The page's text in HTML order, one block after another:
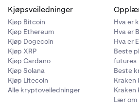
Kjøpsveiledninger
Kjøp Bitcoin
Kjøp Ethereum
Kjøp Dogecoin
Kjøp XRP
Kjøp Cardano
Kjøp Solana
Kjøp Litecoin
Alle kryptoveiledninger
Hva er
Hva er
Hva er
Beste
futures
Beste
Kraken
Kraken
Lær